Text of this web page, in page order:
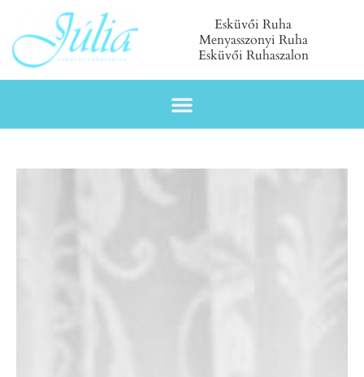
Esküvői Ruha
Menyasszonyi Ruha
Esküvői Ruhaszalon